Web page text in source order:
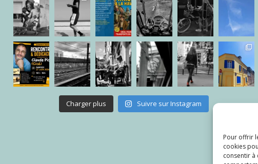
Pour offrir
cookies
consentir à
Charger plus Suivre sur Instagram